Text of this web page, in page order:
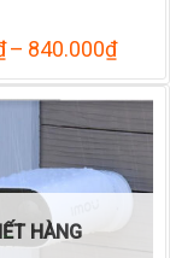
– 840.000₫
từ
đến
HÀNG